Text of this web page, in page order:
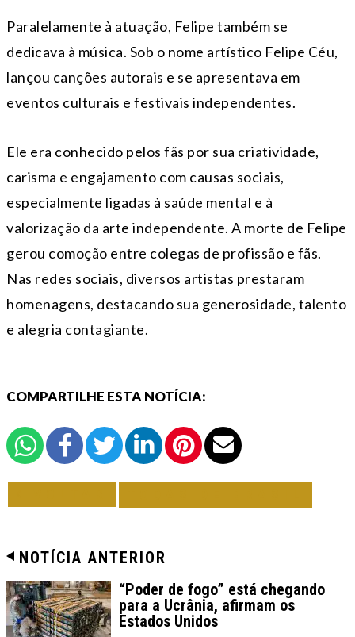
Paralelamente à atuação, Felipe também se
dedicava à música. Sob o nome artístico Felipe Céu,
lançou canções autorais e se apresentava em
eventos culturais e festivais independentes.
Ele era conhecido pelos fãs por sua criatividade,
carisma e engajamento com causas sociais,
especialmente ligadas à saúde mental e à
valorização da arte independente. A morte de Felipe
gerou comoção entre colegas de profissão e fãs.
Nas redes sociais, diversos artistas prestaram
homenagens, destacando sua generosidade, talento
e alegria contagiante.
COMPARTILHE ESTA NOTÍCIA:
NOTÍCIA ANTERIOR
“Poder de fogo” está chegando
para a Ucrânia, afirmam os
Estados Unidos